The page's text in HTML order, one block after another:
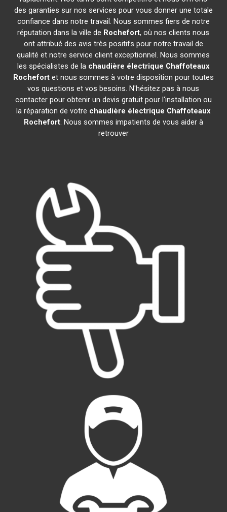
des garanties sur nos services pour vous donner une totale
confiance dans notre travail. Nous sommes fiers de notre
réputation dans la ville de Rochefort, où nos clients nous
ont attribué des avis très positifs pour notre travail de
qualité et notre service client exceptionnel. Nous sommes
les spécialistes de la chaudière électrique Chaffoteaux
Rochefortet nous sommes à votre disposition pour toutes
vos questions et vos besoins. N'hésitez pas à nous
contacter pour obtenir un devis gratuit pour l'installation ou
la réparation de votre chaudière électrique Chaffoteaux
Rochefort. Nous sommes impatients de vous aider à
retrouver